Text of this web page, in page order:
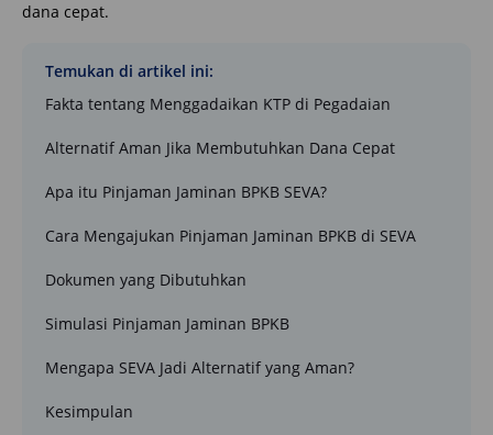
dana cepat.
Temukan di artikel ini:
Fakta tentang Menggadaikan KTP di Pegadaian
Alternatif Aman Jika Membutuhkan Dana Cepat
Apa itu Pinjaman Jaminan BPKB SEVA?
Cara Mengajukan Pinjaman Jaminan BPKB di SEVA
Dokumen yang Dibutuhkan
Simulasi Pinjaman Jaminan BPKB
Mengapa SEVA Jadi Alternatif yang Aman?
Kesimpulan